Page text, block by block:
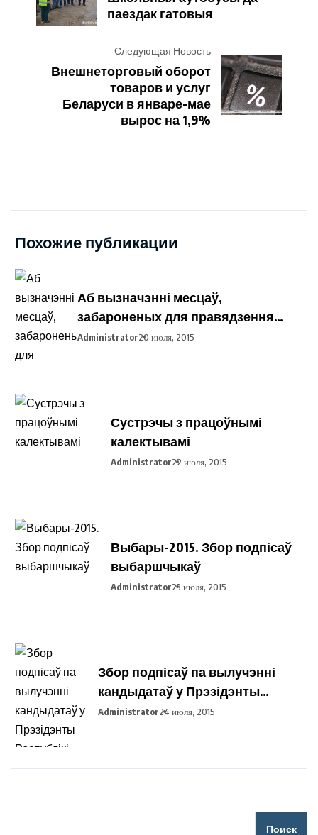
паездак гатовыя
Следующая Новость
Внешнеторговый оборот
товаров и услуг
Беларуси в январе-мае
вырос на 1,9%
Похожие публикации
Аб вызначэнні месцаў,
забароненых для правядзення
пікетавання з мэтай збору подпісаў
Administrator20 июля, 2015
Сустрэчы з працоўнымі
калектывамі
Administrator22 июля, 2015
Выбары-2015. Збор подпісаў
выбаршчыкаў
Administrator23 июля, 2015
Збор подпісаў па вылучэнні
кандыдатаў у Прэзідэнты
Рэспублікі Беларусь праходзіць
Administrator24 июля, 2015
Поиск